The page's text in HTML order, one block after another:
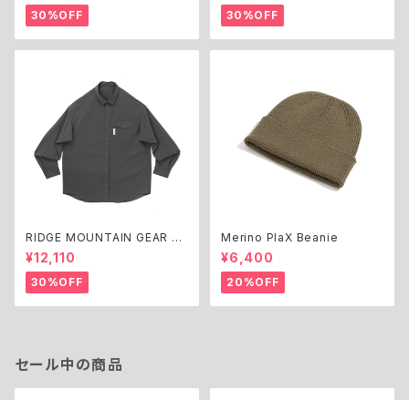
30%OFF 30%OFF
RIDGE MOUNTAIN GEAR Ba
sic Long Sleeve Shirt
¥12,110
30%OFF
Merino PlaX Beanie
¥6,400
20%OFF
セール中の商品